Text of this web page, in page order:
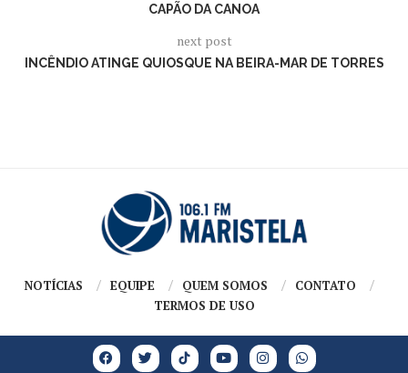
CAPÃO DA CANOA
next post
INCÊNDIO ATINGE QUIOSQUE NA BEIRA-MAR DE TORRES
NOTÍCIAS EQUIPE QUEM SOMOS
CONTATO
TERMOS DE USO